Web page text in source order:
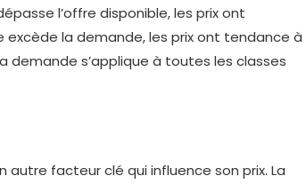
l’offre disponible, les prix ont
la demande, les prix ont tendance à
demande s’applique à toutes les classes
facteur clé qui influence son prix. La